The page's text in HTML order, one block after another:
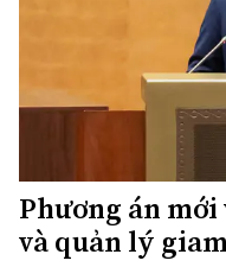
Phương án
và quản lý